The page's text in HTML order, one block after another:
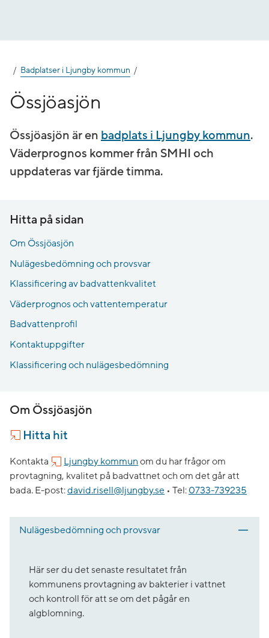
Badplatser i Ljungby kommun
Össjöasjön
Össjöasjön är en badplats i Ljungby kommun.
Väderprognos kommer från SMHI och
uppdateras var fjärde timma.
Hitta på sidan
Om Össjöasjön
Nulägesbedömning och provsvar
Klassificering av badvattenkvalitet
Väderprognos och vattentemperatur
Badvattenprofil
Kontaktuppgifter
Klassificering och nulägesbedömning
Om Össjöasjön
Hitta hit
Kontakta Ljungby kommun om du har frågor om
provtagning, kvalitet på badvattnet och om det går att
bada. E-post:david.risell@ljungby.se • Tel: 0733-739235
Nulägesbedömning och provsvar
Här ser du det senaste resultatet från
kommunens provtagning av bakterier i vattnet
och kontroll för att se om det pågår en
algblomning.